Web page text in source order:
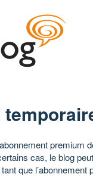
premium
cas, le blog
que l’abonnement